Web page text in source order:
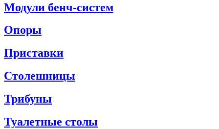
Модули бенч-систем
Опоры
Приставки
Столешницы
Трибуны
Туалетные столы